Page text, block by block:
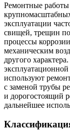
Ремонтные работы
эксплуатации
свищей, трещин
процессы
механическим
другого
используют
с заменой трубы
и дорогостоящий
дальнейшее